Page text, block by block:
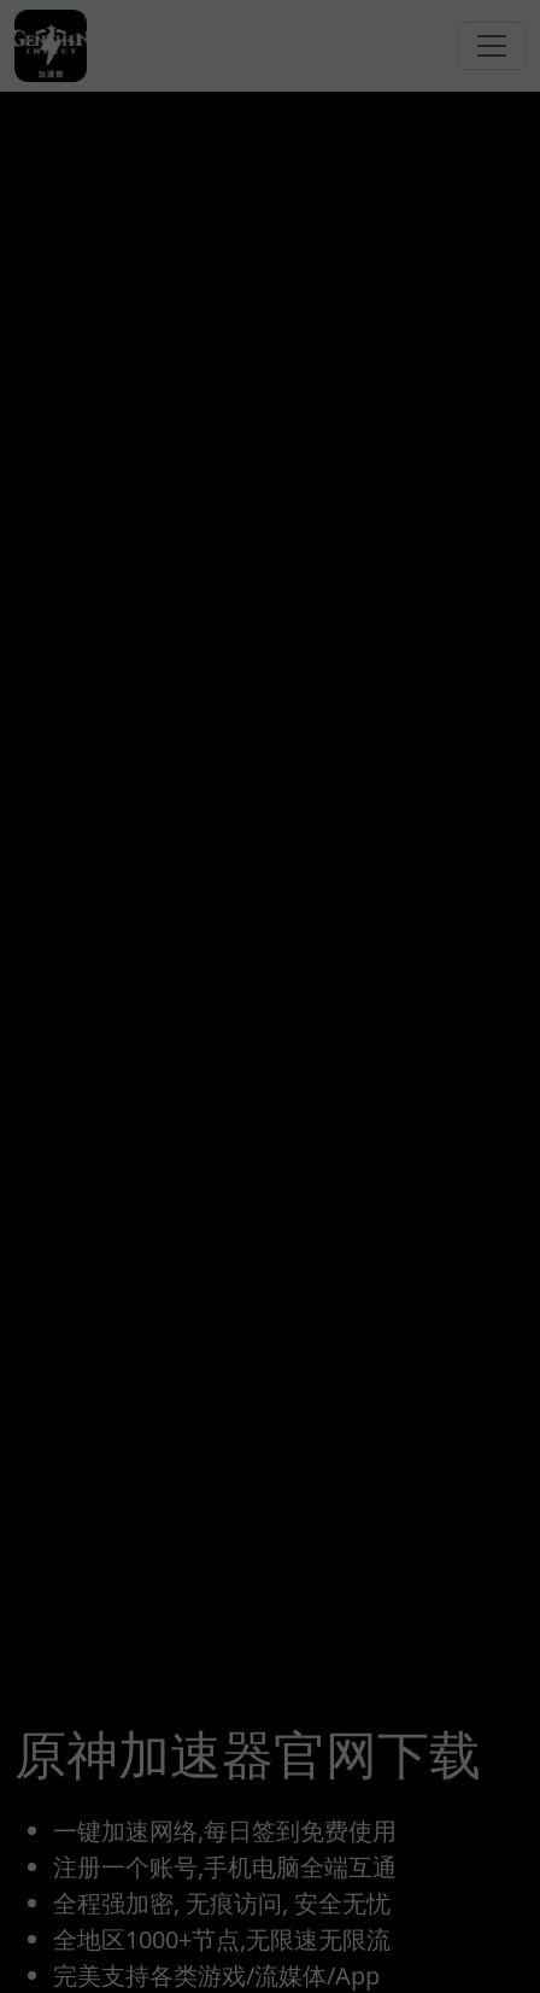
跳转到主要内容
原神加速器官网下载
一键加速网络,每日签到免费使用
注册一个账号,手机电脑全端互通
全程强加密, 无痕访问, 安全无忧
全地区1000+节点,无限速无限流
完美支持各类游戏/流媒体/App